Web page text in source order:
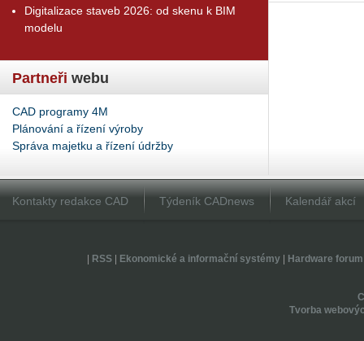
Digitalizace staveb 2026: od skenu k BIM
modelu
Partneři webu
CAD programy 4M
Plánování a řízení výroby
Správa majetku a řízení údržby
Kontakty redakce CAD Týdeník CADnews Kalendář akcí
RSS| Ekonomické a informační systémy| Hardware forum
Tvorba